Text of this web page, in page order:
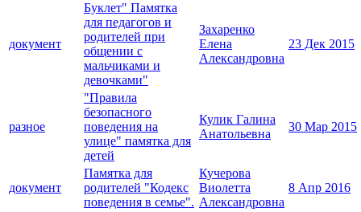
документ
Буклет" Памятка
для педагогов и
родителей при
общении с
мальчиками и
девочками"
Захаренко
Елена
Александровна
23 Дек 2015
разное
"Правила
безопасного
поведения на
улице" памятка для
детей
Кулик Галина
Анатольевна
30 Мар 2015
документ
Памятка для
родителей "Кодекс
поведения в семье".
Кучерова
Виолетта
Александровна
8 Апр 2016